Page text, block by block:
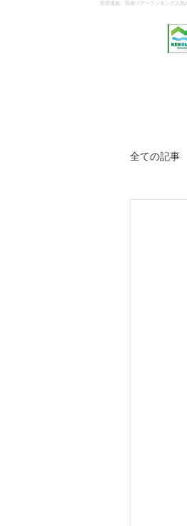
世界遺産、西表ツアーランキング人
全ての記事
ジャ